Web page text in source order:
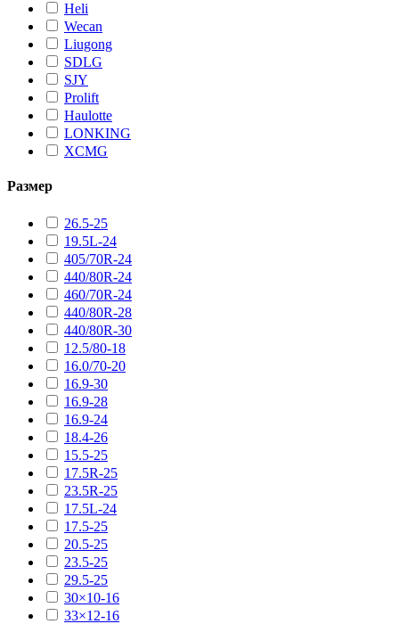
Heli
Wecan
Liugong
SDLG
SJY
Prolift
Haulotte
LONKING
XCMG
Размер
26.5-25
19.5L-24
405/70R-24
440/80R-24
460/70R-24
440/80R-28
440/80R-30
12.5/80-18
16.0/70-20
16.9-30
16.9-28
16.9-24
18.4-26
15.5-25
17.5R-25
23.5R-25
17.5L-24
17.5-25
20.5-25
23.5-25
29.5-25
30×10-16
33×12-16